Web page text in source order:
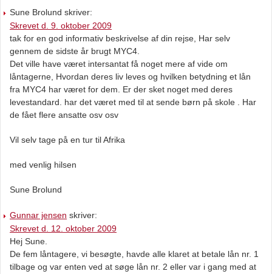
Sune Brolund skriver:
Skrevet d. 9. oktober 2009
tak for en god informativ beskrivelse af din rejse, Har selv
gennem de sidste år brugt MYC4.
Det ville have været intersantat få noget mere af vide om
låntagerne, Hvordan deres liv leves og hvilken betydning et lån
fra MYC4 har været for dem. Er der sket noget med deres
levestandard. har det været med til at sende børn på skole . Har
de fået flere ansatte osv osv
Vil selv tage på en tur til Afrika
med venlig hilsen
Sune Brolund
Gunnar jensen skriver:
Skrevet d. 12. oktober 2009
Hej Sune.
De fem låntagere, vi besøgte, havde alle klaret at betale lån nr. 1
tilbage og var enten ved at søge lån nr. 2 eller var i gang med at